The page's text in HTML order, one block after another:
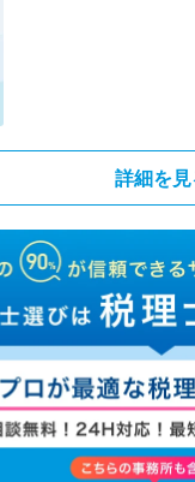
詳細を見